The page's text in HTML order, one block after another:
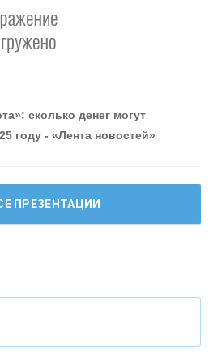
делают для того, чтобы
персонал - «Интервью»
деньгами при цифровом
сколько денег могут
году - «Лента новостей»
ПРЕЗЕНТАЦИИ